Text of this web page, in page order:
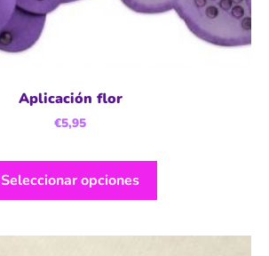
Aplicación flor
€5,95
Seleccionar opciones